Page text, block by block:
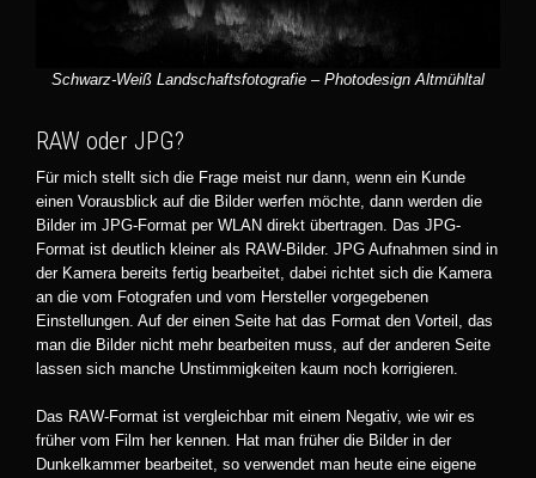
Schwarz-Weiß Landschaftsfotografie – Photodesign Altmühltal
RAW oder JPG?
Für mich stellt sich die Frage meist nur dann, wenn ein Kunde
einen Vorausblick auf die Bilder werfen möchte, dann werden die
Bilder im JPG-Format per WLAN direkt übertragen. Das JPG-
Format ist deutlich kleiner als RAW-Bilder. JPG Aufnahmen sind in
der Kamera bereits fertig bearbeitet, dabei richtet sich die Kamera
an die vom Fotografen und vom Hersteller vorgegebenen
Einstellungen. Auf der einen Seite hat das Format den Vorteil, das
man die Bilder nicht mehr bearbeiten muss, auf der anderen Seite
lassen sich manche Unstimmigkeiten kaum noch korrigieren.
Das RAW-Format ist vergleichbar mit einem Negativ, wie wir es
früher vom Film her kennen. Hat man früher die Bilder in der
Dunkelkammer bearbeitet, so verwendet man heute eine eigene